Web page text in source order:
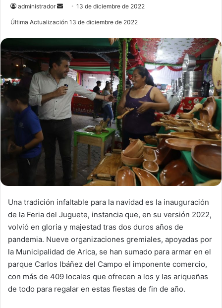
administrador
e
a
n
e
m
i
13 de diciembre de 2022
Última Actualización 13 de diciembre de 2022
Una tradición infaltable para la navidad es la inauguración
de la Feria del Juguete, instancia que, en su versión 2022,
volvió en gloria y majestad tras dos duros años de
pandemia. Nueve organizaciones gremiales, apoyadas por
la Municipalidad de Arica, se han sumado para armar en el
parque Carlos Ibáñez del Campo el imponente comercio,
con más de 409 locales que ofrecen a los y las ariqueñas
de todo para regalar en estas fiestas de fin de año.